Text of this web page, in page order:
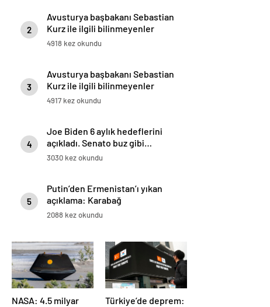
2
Avusturya başbakanı Sebastian
Kurz ile ilgili bilinmeyenler
4918 kez okundu
3
Avusturya başbakanı Sebastian
Kurz ile ilgili bilinmeyenler
4917 kez okundu
4
Joe Biden 6 aylık hedeflerini
açıkladı. Senato buz gibi…
3030 kez okundu
5
Putin’den Ermenistan’ı yıkan
açıklama: Karabağ
Azerbaycan’ın ayrılmaz bir
2088 kez okundu
NASA: 4.5 milyar
Türkiye’de deprem: